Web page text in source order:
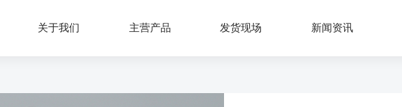
关于我们 主营产品 发货现场 新闻资讯